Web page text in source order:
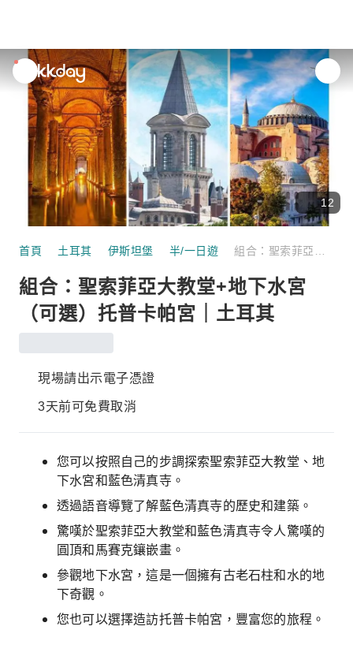
unread
notifications
12
首頁 土耳其 伊斯坦堡 半/一日遊
組合：聖索菲亞大教堂+地下水宮
（可選）托普卡帕宮｜土耳其
現場請出示電子憑證
3天前可免費取消
您可以按照自己的步調探索聖索菲亞大教堂、地
下水宮和藍色清真寺。
透過語音導覽了解藍色清真寺的歷史和建築。
驚嘆於聖索菲亞大教堂和藍色清真寺令人驚嘆的
圓頂和馬賽克鑲嵌畫。
參觀地下水宮，這是一個擁有古老石柱和水的地
下奇觀。
您也可以選擇造訪托普卡帕宮，豐富您的旅程。